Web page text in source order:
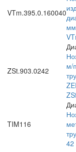
VTm.395.0.160040
ZSt.903.0242
м/
TIM116
42